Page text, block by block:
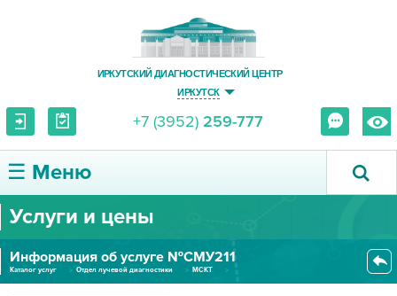
ИРКУТСКИЙ ДИАГНОСТИЧЕСКИЙ ЦЕНТР
ИРКУТСК
+7 (3952) 259-777
☰ Меню
О ЦЕНТРЕ
УСЛУГИ И ЦЕНЫ
Услуги и цены
Информация об услуге №СМУ211
Каталог услуг Отдел лучевой диагностики
МСКТ